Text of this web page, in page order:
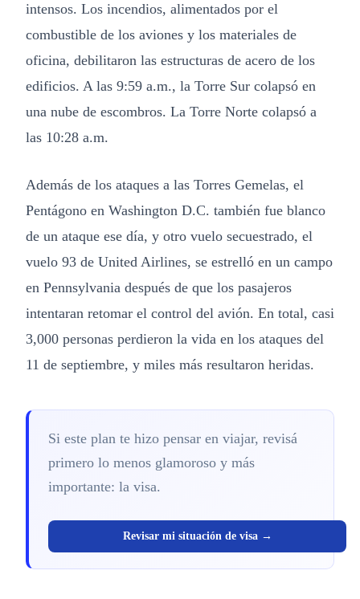
intensos. Los incendios, alimentados por el
combustible de los aviones y los materiales de
oficina, debilitaron las estructuras de acero de los
edificios. A las 9:59 a.m., la Torre Sur colapsó en
una nube de escombros. La Torre Norte colapsó a
las 10:28 a.m.
Además de los ataques a las Torres Gemelas, el
Pentágono en Washington D.C. también fue blanco
de un ataque ese día, y otro vuelo secuestrado, el
vuelo 93 de United Airlines, se estrelló en un campo
en Pennsylvania después de que los pasajeros
intentaran retomar el control del avión. En total, casi
3,000 personas perdieron la vida en los ataques del
11 de septiembre, y miles más resultaron heridas.
Si este plan te hizo pensar en viajar, revisá
primero lo menos glamoroso y más
importante: la visa.
Revisar mi situación de visa →